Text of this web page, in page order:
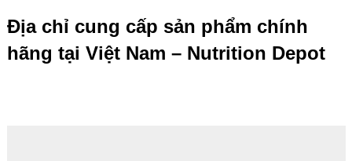
Địa chỉ cung cấp sản phẩm chính
hãng tại Việt Nam – Nutrition Depot